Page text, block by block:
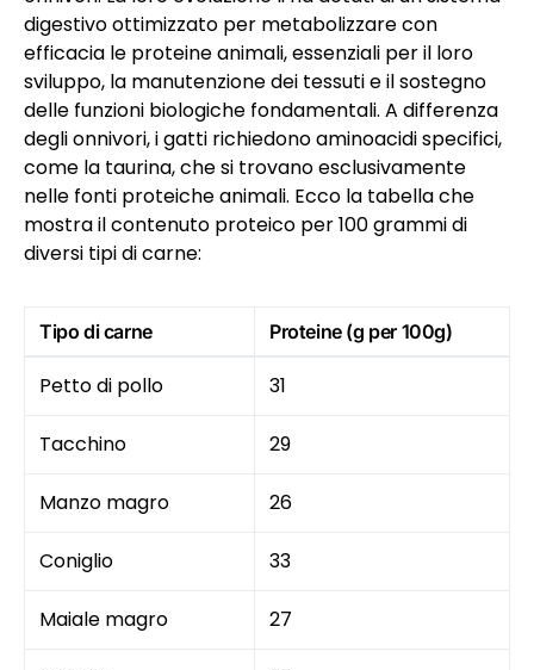
digestivo ottimizzato per metabolizzare con
efficacia le proteine animali, essenziali per il loro
sviluppo, la manutenzione dei tessuti e il sostegno
delle funzioni biologiche fondamentali. A differenza
degli onnivori, i gatti richiedono aminoacidi specifici,
come la taurina, che si trovano esclusivamente
nelle fonti proteiche animali. Ecco la tabella che
mostra il contenuto proteico per 100 grammi di
diversi tipi di carne:
Tipo di carne Proteine (g per 100g)
Petto di pollo 31
Tacchino 29
Manzo magro 26
Coniglio 33
Maiale magro 27